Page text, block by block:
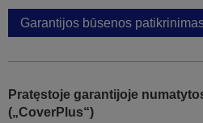
Garantijos būsenos
Pratęstoje garantijoje
(„CoverPlus“)